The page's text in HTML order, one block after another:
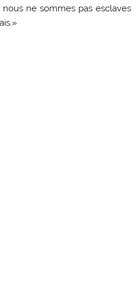
nous ne sommes pas esclaves